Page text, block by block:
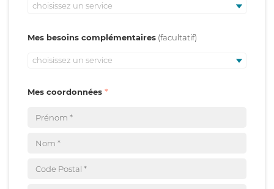
choisissez un service
Mes besoins complémentaires
choisissez un service
Mes coordonnées